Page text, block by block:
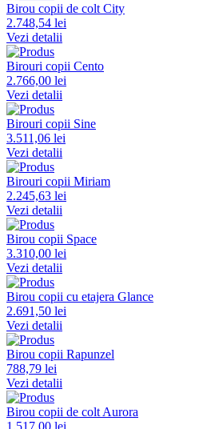
Birou copii de colt City
2.748,54 lei
Vezi detalii
Birouri copii Cento
2.766,00 lei
Vezi detalii
Birouri copii Sine
3.511,06 lei
Vezi detalii
Birouri copii Miriam
2.245,63 lei
Vezi detalii
Birou copii Space
3.310,00 lei
Vezi detalii
Birou copii cu etajera Glance
2.691,50 lei
Vezi detalii
Birou copii Rapunzel
788,79 lei
Vezi detalii
Birou copii de colt Aurora
1.517,00 lei